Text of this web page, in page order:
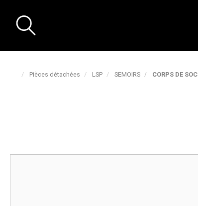
Pièces détachées LSP SEMOIRS CORPS DE SOC